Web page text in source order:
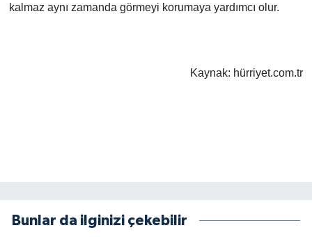
kalmaz aynı zamanda görmeyi korumaya yardımcı olur.
Kaynak: hürriyet.com.tr
Bunlar da ilginizi çekebilir